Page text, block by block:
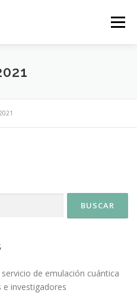
Menú
EL CENTRO
NOTICIAS
de emulación cuántica
e investigadores